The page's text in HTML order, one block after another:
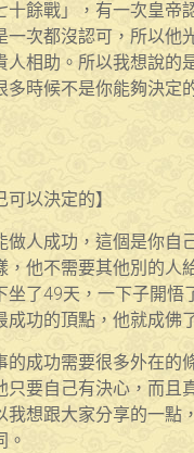
十餘戰」，有一次皇帝
一次都沒認可，所以他
人相助。所以我想說的
多時候不是你能夠決定
可以決定的】
做人成功，這個是你自
，他不需要其他別的人
坐了49天，一下子開悟
成功的頂點，他就成佛
的成功需要很多外在的
只要自己有決心，而且
我想跟大家分享的一點
。